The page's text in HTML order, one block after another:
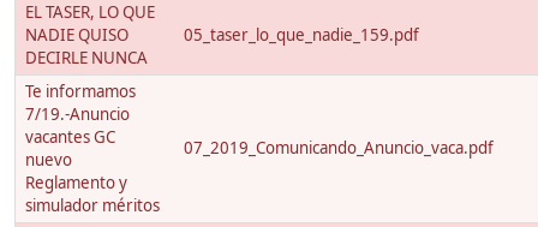
EL TASER, LO QUE
NADIE QUISO
DECIRLE NUNCA
05_taser_lo_que_nadie_159.pdf
Te informamos
7/19.-Anuncio
vacantes GC
nuevo
Reglamento y
simulador méritos
07_2019_Comunicando_Anuncio_vaca.pdf